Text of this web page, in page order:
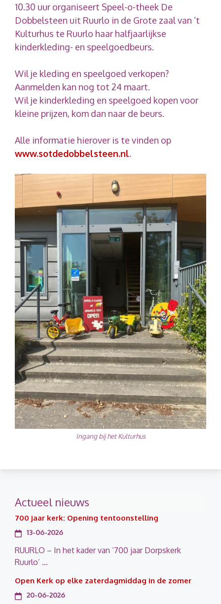
10.30 uur organiseert Speel-o-theek De
Dobbelsteen uit Ruurlo in de Grote zaal van ’t
Kulturhus te Ruurlo haar halfjaarlijkse
kinderkleding- en speelgoedbeurs.
Wil je kleding en speelgoed verkopen?
Aanmelden kan nog tot 24 maart.
Wil je kinderkleding en speelgoed kopen voor
kleine prijzen, kom dan naar de beurs.
Alle informatie hierover is te vinden op
www.sotdedobbelsteen.nl.
Ingang bij het Kulturhus
Actueel nieuws
700 jaar kerk: Opening tentoonstelling
13-06-2026
RUURLO – In het kader van ‘700 jaar Dorpskerk
Ruurlo’ ...
Open Kerk op elke zaterdagmiddag in de zomer
20-06-2026